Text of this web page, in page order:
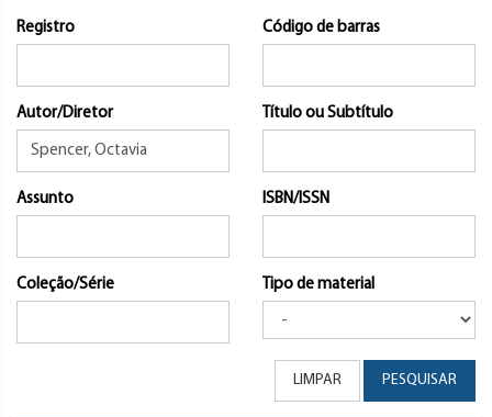
Registro Código de barras
Autor/Diretor Título ou Subtítulo
Assunto ISBN/ISSN
Coleção/Série Tipo de material
LIMPAR PESQUISAR